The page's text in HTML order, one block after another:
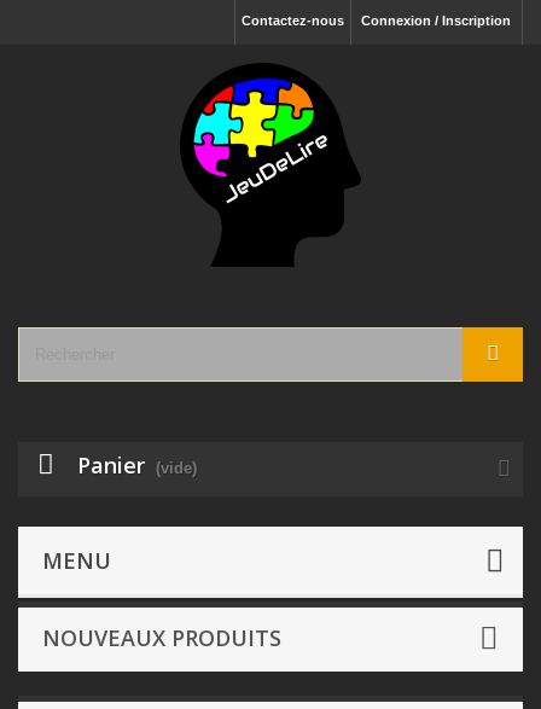
Connexion / Inscription
Contactez-nous
Panier (vide)
MENU
NOUVEAUX PRODUITS